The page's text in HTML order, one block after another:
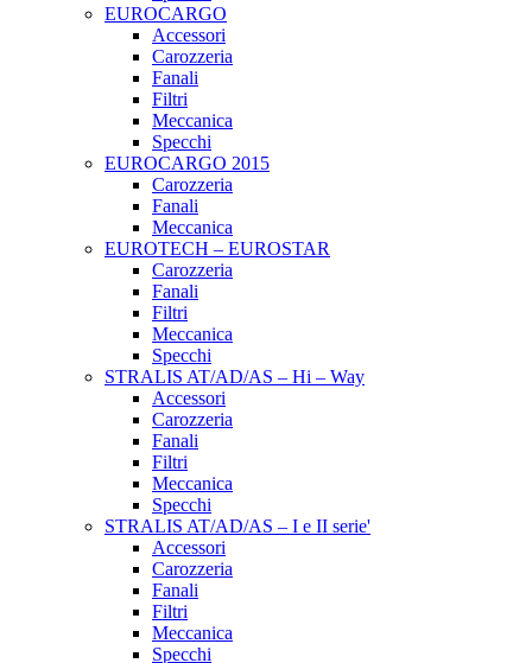
EUROCARGO
Accessori
Carozzeria
Fanali
Filtri
Meccanica
Specchi
EUROCARGO 2015
Carozzeria
Fanali
Meccanica
EUROTECH – EUROSTAR
Carozzeria
Fanali
Filtri
Meccanica
Specchi
STRALIS AT/AD/AS – Hi – Way
Accessori
Carozzeria
Fanali
Filtri
Meccanica
Specchi
STRALIS AT/AD/AS – I e II serie'
Accessori
Carozzeria
Fanali
Filtri
Meccanica
Specchi